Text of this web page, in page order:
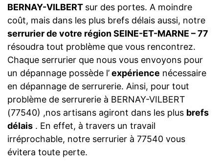
BERNAY-VILBERT sur des portes. A moindre
coût, mais dans les plus brefs délais aussi, notre
serrurier de votre région SEINE-ET-MARNE – 77
résoudra tout problème que vous rencontrez.
Chaque serrurier que nous vous envoyons pour
un dépannage possède l’expérience nécessaire
en dépannage de serrurerie. Ainsi, pour tout
problème de serrurerie à BERNAY-VILBERT
(77540) ,nos artisans agiront dans les plus brefs
délais . En effet, à travers un travail
irréprochable, notre serrurier à 77540 vous
évitera toute perte.